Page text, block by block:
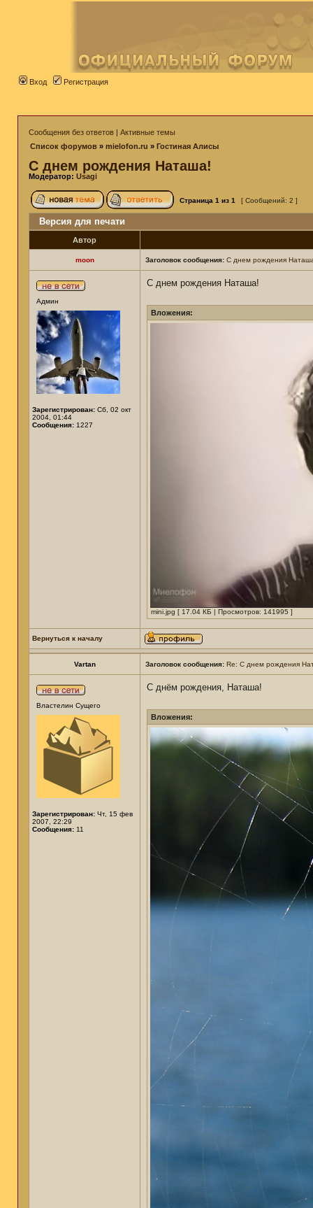
Вход Регистрация
Сообщения без ответов | Активные темы
Список форумов » mielofon.ru » Гостиная Алисы
С днем рождения Наташа!
Модератор: Usagi
Страница 1 из 1 [ Сообщений: 2 ]
Версия для печати
Автор
moon Заголовок сообщения: С днем рождения
Админ
Зарегистрирован: Сб, 02 окт
2004, 01:44
Сообщения: 1227
С днем рождения Наташа!
Вложения:
mini.jpg [ 17.04 КБ | Просмотров: 141995 ]
Вернуться к началу
Vartan Заголовок сообщения: Re: С днем рождения
Властелин Сущего
Зарегистрирован: Чт, 15 фев
2007, 22:29
Сообщения: 11
С днём рождения, Наташа!
Вложения: